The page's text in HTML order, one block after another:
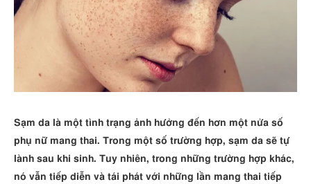
Sạm da là một tình trạng ảnh hưởng đến hơn một nửa số
phụ nữ mang thai. Trong một số trường hợp, sạm da sẽ tự
lành sau khi sinh. Tuy nhiên, trong những trường hợp khác,
nó vẫn tiếp diễn và tái phát với những lần mang thai tiếp